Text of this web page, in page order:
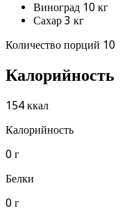
Виноград 10 кг
Сахар 3 кг
Количество порций 10
Калорийность
154 ккал
Калорийность
0 г
Белки
0 г